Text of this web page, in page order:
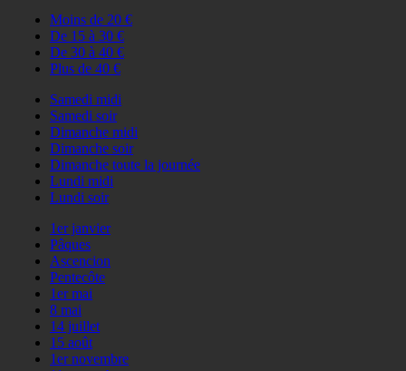
Moins de 20 €
De 15 à 30 €
De 30 à 40 €
Plus de 40 €
Samedi midi
Samedi soir
Dimanche midi
Dimanche soir
Dimanche toute la journée
Lundi midi
Lundi soir
1er janvier
Pâques
Ascencion
Pentecôte
1er mai
8 mai
14 juillet
15 août
1er novembre